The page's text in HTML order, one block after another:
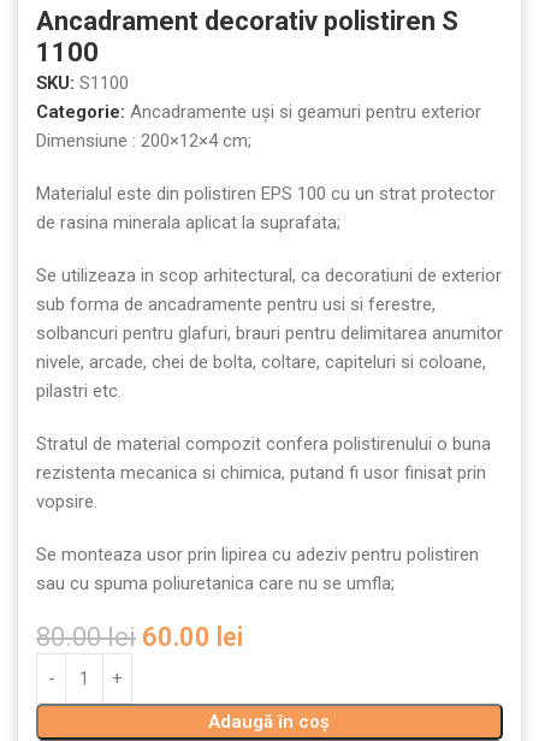
Ancadrament decorativ polistiren S
1100
SKU: S1100
Categorie: Ancadramente uși si geamuri pentru exterior
Dimensiune : 200×12×4 cm;
Materialul este din polistiren EPS 100 cu un strat protector
de rasina minerala aplicat la suprafata;
Se utilizeaza in scop arhitectural, ca decoratiuni de exterior
sub forma de ancadramente pentru usi si ferestre,
solbancuri pentru glafuri, brauri pentru delimitarea anumitor
nivele, arcade, chei de bolta, coltare, capiteluri si coloane,
pilastri etc.
Stratul de material compozit confera polistirenului o buna
rezistenta mecanica si chimica, putand fi usor finisat prin
vopsire.
Se monteaza usor prin lipirea cu adeziv pentru polistiren
sau cu spuma poliuretanica care nu se umfla;
80.00lei 60.00 lei
Adaugă în coș